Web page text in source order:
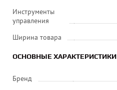
Инструменты
управления
Ширина товара
ОСНОВНЫЕ ХАРАКТЕРИСТИКИ
Бренд